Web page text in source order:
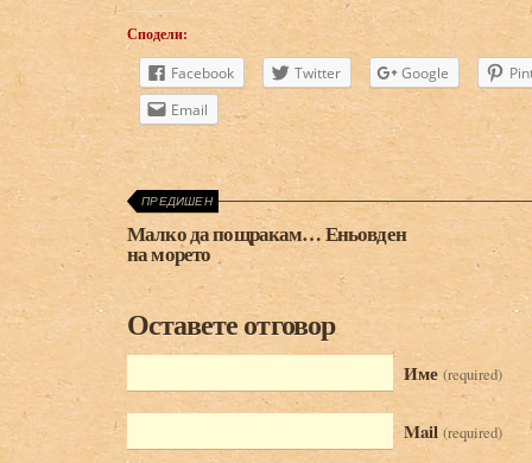
Сподели:
Facebook
Twitter Google
Email
ПРЕДИШЕН
Малко да пощракам… Еньовден
на морето
Оставете отговор
Име (required)
Mail (required)